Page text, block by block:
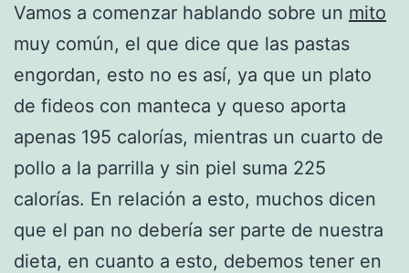
Vamos a comenzar hablando sobre un mito
muy común, el que dice que las pastas
engordan, esto no es así, ya que un plato
de fideos con manteca y queso aporta
apenas 195 calorías, mientras un cuarto de
pollo a la parrilla y sin piel suma 225
calorías. En relación a esto, muchos dicen
que el pan no debería ser parte de nuestra
dieta, en cuanto a esto, debemos tener en